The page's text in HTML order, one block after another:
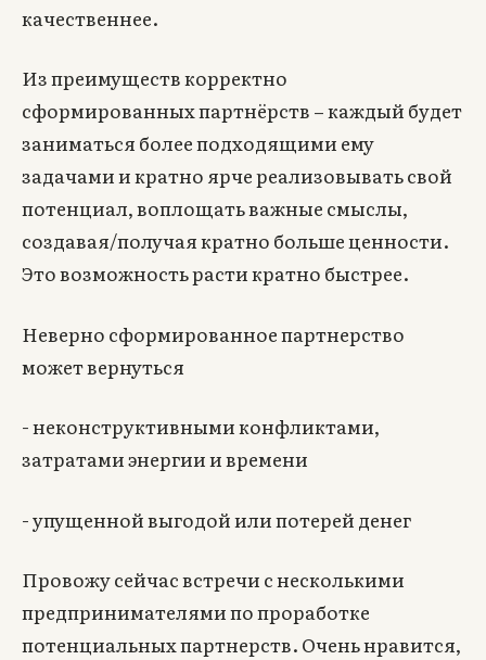
качественнее.
Из преимуществ корректно
сформированных партнёрств – каждый будет
заниматься более подходящими ему
задачами и кратно ярче реализовывать свой
потенциал, воплощать важные смыслы,
создавая/получая кратно больше ценности.
Это возможность расти кратно быстрее.
Неверно сформированное партнерство
может вернуться
- неконструктивными конфликтами,
затратами энергии и времени
- упущенной выгодой или потерей денег
Провожу сейчас встречи с несколькими
предпринимателями по проработке
потенциальных партнерств. Очень нравится,